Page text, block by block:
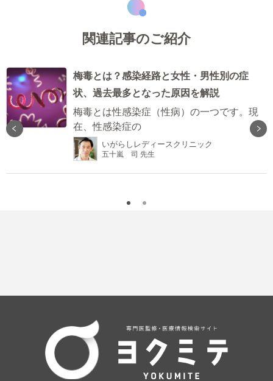
関連記事のご紹介
梅毒とは？感染経路と女性・男性別の症
状、過去最多となった原因を解説
梅毒とは性感染症（性病）の一つです。現
在、性感染症の
いがらしレディースクリニック
五十嵐 司 先生